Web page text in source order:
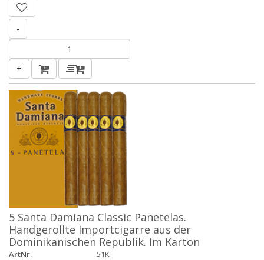
-
+
5 Santa Damiana Classic Panetelas.
Handgerollte Importcigarre aus der
Dominikanischen Republik. Im Karton
ArtNr.
51K